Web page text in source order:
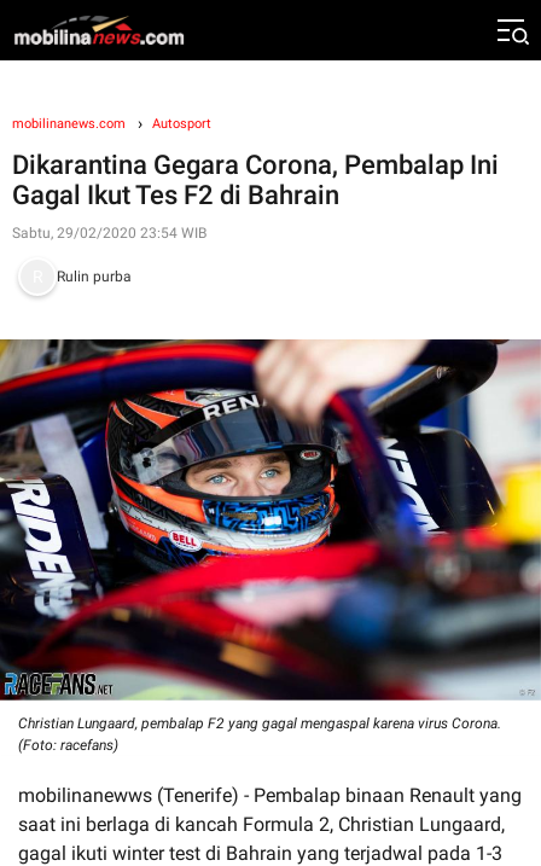
mobilinanews.com Autosport
Dikarantina Gegara Corona, Pembalap Ini
Gagal Ikut Tes F2 di Bahrain
Sabtu, 29/02/2020 23:54 WIB
Rulin purba
Christian Lungaard, pembalap F2 yang gagal mengaspal karena virus Corona.
(Foto: racefans)
mobilinanewws (Tenerife) - Pembalap binaan Renault yang
saat ini berlaga di kancah Formula 2, Christian Lungaard,
gagal ikuti winter test di Bahrain yang terjadwal pada 1-3